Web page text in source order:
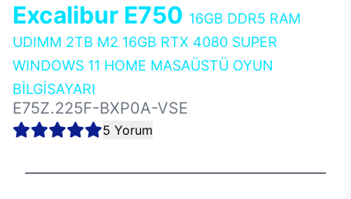
Excalibur E750 16GB DDR5 RAM
UDIMM 2TB M2 16GB RTX 4080 SUPER
WINDOWS 11 HOME MASAÜSTÜ OYUN
BİLGİSAYARI
E75Z.225F-BXP0A-VSE
5 Yorum